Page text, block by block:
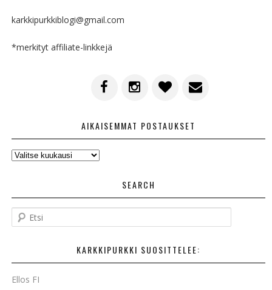
karkkipurkkiblogi@gmail.com
*merkityt affiliate-linkkejä
AIKAISEMMAT POSTAUKSET
AIKAISEMMAT
SEARCH
t
KARKKIPURKKI SUOSITTELEE:
Ellos FI